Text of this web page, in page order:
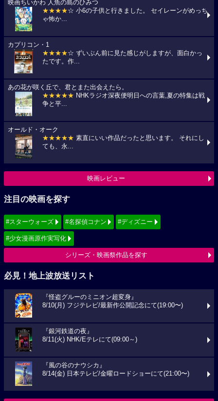
映画ちいかわ 人魚の島のひみつ
★★★★☆ 小6の子供と行きました。 セイレーンがめっち
ゃ怖か...
カプリコン・1
★★★★☆ ずいぶん前に見た感じがしますが、面白かっ
たです。作...
あの花が咲く丘で、君とまた出会えたら。
★★★★★ NHKラジオ深夜便明日への言葉,夏の特集は戦
争と平...
オールド・オーク
★★★★★ 素直にいい作品だったと思います。 それにし
ても、永...
映画レビュー
注目の映画を探す
#スターウォーズ #名探偵コナン #ディズニー
#少女漫画原作実写化
シリーズ・映画祭作品を探す
必見！地上波放送リスト
『怪盗グルーのミニオン超変身』
8/10(月) フジテレビ/最新作公開記念にて(19:00〜)
『銀河鉄道の夜』
8/11(火) NHK/Eテレにて(09:00～)
『風の谷のナウシカ』
8/14(金) 日本テレビ/金曜ロードショーにて(21:00〜)